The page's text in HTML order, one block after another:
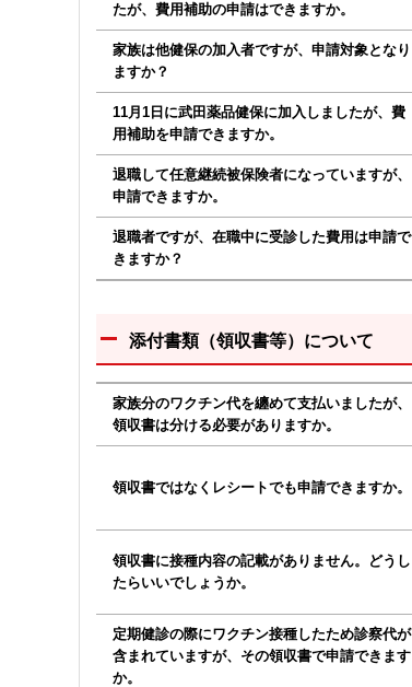
たが、費用補助の申請はできますか。
家族は他健保の加入者ですが、申請対象となり
ますか？
11月1日に武田薬品健保に加入しましたが、費
用補助を申請できますか。
退職して任意継続被保険者になっていますが、
申請できますか。
退職者ですが、在職中に受診した費用は申請で
きますか？
添付書類（領収書等）について
家族分のワクチン代を纏めて支払いましたが、
領収書は分ける必要がありますか。
領収書ではなくレシートでも申請できますか。
領収書に接種内容の記載がありません。どうし
たらいいでしょうか。
定期健診の際にワクチン接種したため診察代が
含まれていますが、その領収書で申請できます
か。